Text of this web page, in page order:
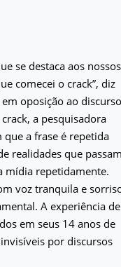
se destaca aos nossos
comecei o crack”, diz
oposição ao discurso
a pesquisadora
que a frase é repetida
realidades que
mídia repetidamente.
voz tranquila e
A experiência de
em seus 14 anos de
por discursos